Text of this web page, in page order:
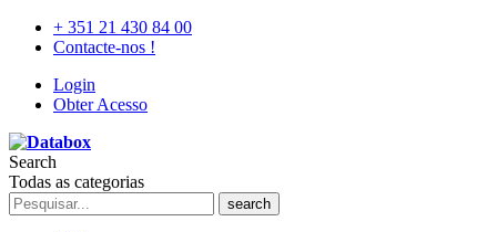
+ 351 21 430 84 00
Contacte-nos !
Login
Obter Acesso
Search
Todas as categorias
search